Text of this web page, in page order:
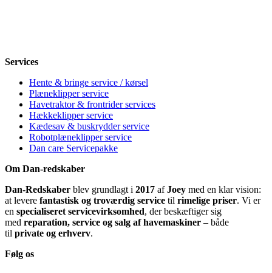
Services
Hente & bringe service / kørsel
Plæneklipper service
Havetraktor & frontrider services
Hækkeklipper service
Kædesav & buskrydder service
Robotplæneklipper service
Dan care Servicepakke
Om Dan-redskaber
Dan-Redskaber blev grundlagt i 2017 afJoey med en klar vision:
at levere fantastisk og troværdig service til rimelige priser. Vi er
en specialiseret servicevirksomhed, der beskæftiger sig
med reparation, service og salg af havemaskiner – både
til private og erhverv.
Følg os